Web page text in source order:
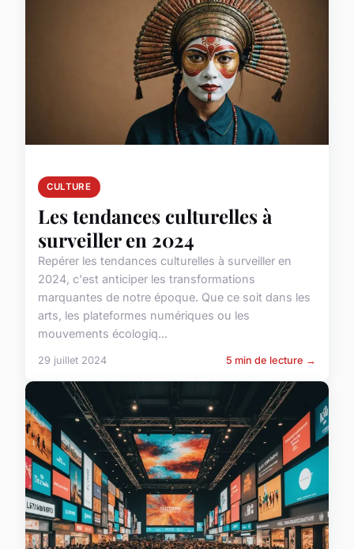
CULTURE
Les tendances culturelles à
surveiller en 2024
Repérer les tendances culturelles à surveiller en
2024, c'est anticiper les transformations
marquantes de notre époque. Que ce soit dans les
arts, les plateformes numériques ou les
mouvements écologiq...
29 juillet 2024 5 min de lecture →